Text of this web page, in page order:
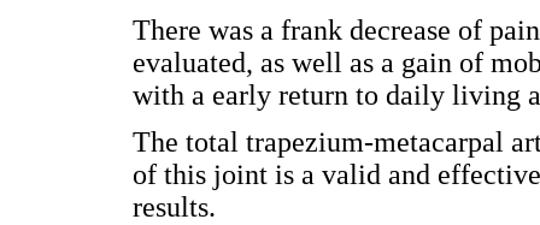
There was a frank decrease of
evaluated, as well as a gain of
with a early return to daily living
The total trapezium-metacarpal
of this joint is a valid and
results.